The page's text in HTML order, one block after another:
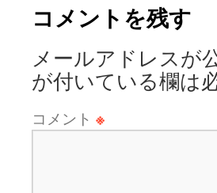
コメントを残す
メールアドレスが
が付いている欄は
コメント ※